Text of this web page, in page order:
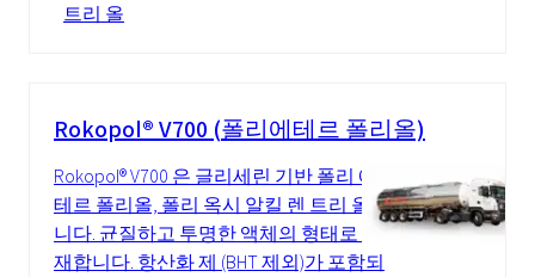
트리 올
Rokopol® V700 (폴리에테르 폴리올)
Rokopol® V700 은 글리세린 기반 폴리 에
테르 폴리올, 폴리 옥시 알킬 렌 트리 올입
니다. 균질하고 투명한 액체의 형태로 존
재합니다. 항산화 제 (BHT 제외)가 포함되